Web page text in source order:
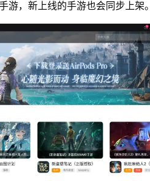
游，新上线的手游也会同步上架。